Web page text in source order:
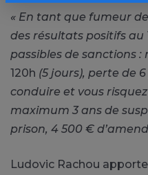
« En tant que fumeur
des résultats positifs au
passibles de sanctions
120h (5 jours), perte de
conduire et vous
maximum 3 ans de
prison, 4 500 €
Ludovic Rachou